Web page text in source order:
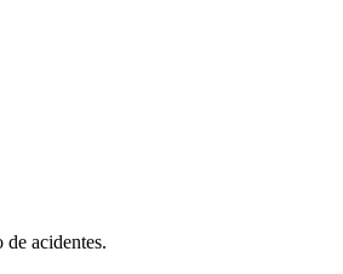
de acidentes.